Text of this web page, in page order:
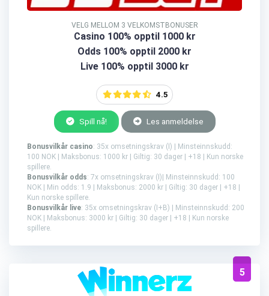
VELG MELLOM 3 VELKOMSTBONUSER
Casino 100% opptil 1000 kr
Odds 100% opptil 2000 kr
Live 100% opptil 3000 kr
4.5
Spill nå! Les anmeldelse
Bonusvilkår casino: 35x omsetningskrav (I) | Minsteinnskudd:
100 NOK | Maksbonus: 1000 kr | Giltig: 30 dager | +18 | Kun norske
spillere.
Bonusvilkår odds: 7x omsetningskrav (I)| Minsteinnskudd: 100
NOK | Min odds: 1.9 | Maksbonus: 2000 kr | Giltig: 30 dager | +18 |
Kun norske spillere.
Bonusvilkår live: 35x omsetningskrav (I+B) | Minsteinnskudd: 200
NOK | Maksbonus: 3000 kr | Giltig: 30 dager | +18 | Kun norske
spillere.
5